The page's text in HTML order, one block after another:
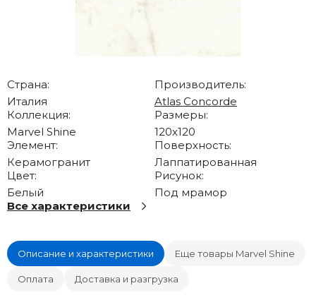
Страна:
Италия
Производитель:
Atlas Concorde
Коллекция:
Marvel Shine
Размеры:
120x120
Элемент:
Керамогранит
Поверхность:
Лаппатированная
Цвет:
Белый
Рисунок:
Под мрамор
Все характеристики
Описание и характеристики Еще товары Marvel Shine
Оплата Доставка и разгрузка